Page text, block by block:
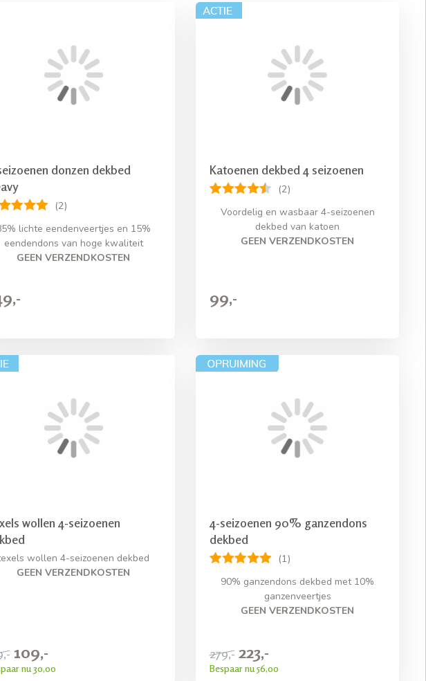
donzen dekbed
(2)
lichte eendenveertjes en 15%
eendendons van hoge kwaliteit
GEEN VERZENDKOSTEN
Katoenen dekbed 4 seizoenen
(2)
Voordelig en wasbaar 4-seizoenen
dekbed van katoen
GEEN VERZENDKOSTEN
99,-
wollen 4-seizoenen
wollen 4-seizoenen dekbed
GEEN VERZENDKOSTEN
109,-
nu 30,00
4-seizoenen 90% ganzendons
dekbed
(1)
90% ganzendons dekbed met 10%
ganzenveertjes
GEEN VERZENDKOSTEN
279,- 223,-
Bespaar nu 56,00